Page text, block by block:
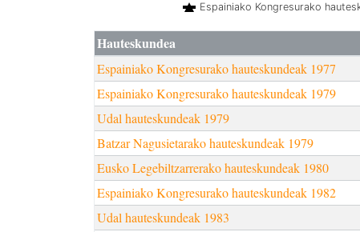
Espainiako Kongresurako
Hauteskundea
Espainiako Kongresurako hauteskundeak 1977
Espainiako Kongresurako hauteskundeak 1979
Udal hauteskundeak 1979
Batzar Nagusietarako hauteskundeak 1979
Eusko Legebiltzarrerako hauteskundeak 1980
Espainiako Kongresurako hauteskundeak 1982
Udal hauteskundeak 1983